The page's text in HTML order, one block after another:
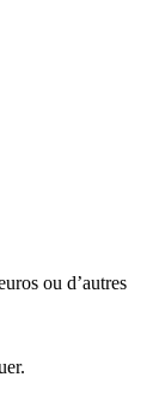
ou d’autres